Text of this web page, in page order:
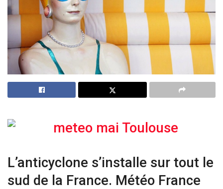
L’anticyclone s’installe sur tout le
sud de la France. Météo France